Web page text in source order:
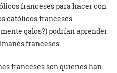
franceses para hacer con
católicos franceses
galos?) podrían aprender
franceses.
franceses son quienes han